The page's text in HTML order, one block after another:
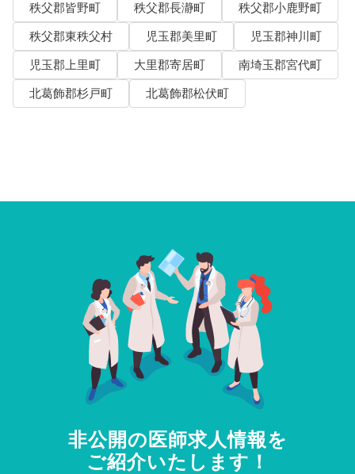
秩父郡皆野町
秩父郡長瀞町
秩父郡小鹿野町
秩父郡東秩父村
児玉郡美里町
児玉郡神川町
児玉郡上里町
大里郡寄居町
南埼玉郡宮代町
北葛飾郡杉戸町
北葛飾郡松伏町
非公開の医師求人情報を
ご紹介いたします！